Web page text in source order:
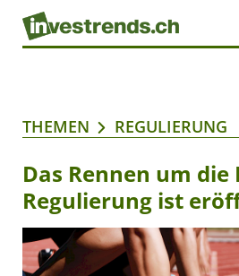
THEMEN REGULIERUNG
Das Rennen um die
Regulierung ist